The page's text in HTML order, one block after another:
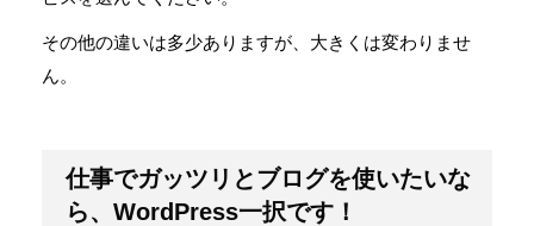
その他の違いは多少ありますが、大きくは変わりませ
ん。
仕事でガッツリとブログを使いたいな
ら、WordPress一択です！